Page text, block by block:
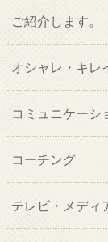
ご紹介します。
オシャレ・キレ
コミュニケーシ
コーチング
テレビ・メディ